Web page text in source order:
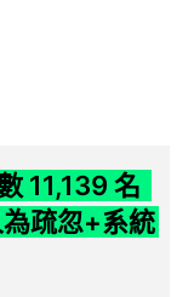
11,139 名
疏忽+系統